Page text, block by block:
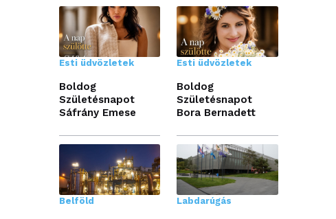
Esti üdvözletek
Boldog
Születésnapot
Sáfrány Emese
Esti üdvözletek
Boldog
Születésnapot
Bora Bernadett
Belföld Labdarúgás